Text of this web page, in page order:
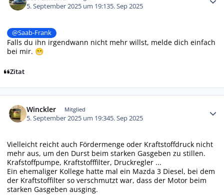
5. September 2025 um 19:135. Sep 2025
@Saab-Frank
Falls du ihn irgendwann nicht mehr willst, melde dich einfach
bei mir. 😁
Zitat
Winckler Mitglied
5. September 2025 um 19:345. Sep 2025
Vielleicht reicht auch Fördermenge oder Kraftstoffdruck nicht
mehr aus, um den Durst beim starken Gasgeben zu stillen.
Krafstoffpumpe, Kraftstofffilter, Druckregler ...
Ein ehemaliger Kollege hatte mal ein Mazda 3 Diesel, bei dem
der Kraftstoffilter so verschmutzt war, dass der Motor beim
starken Gasgeben ausging.